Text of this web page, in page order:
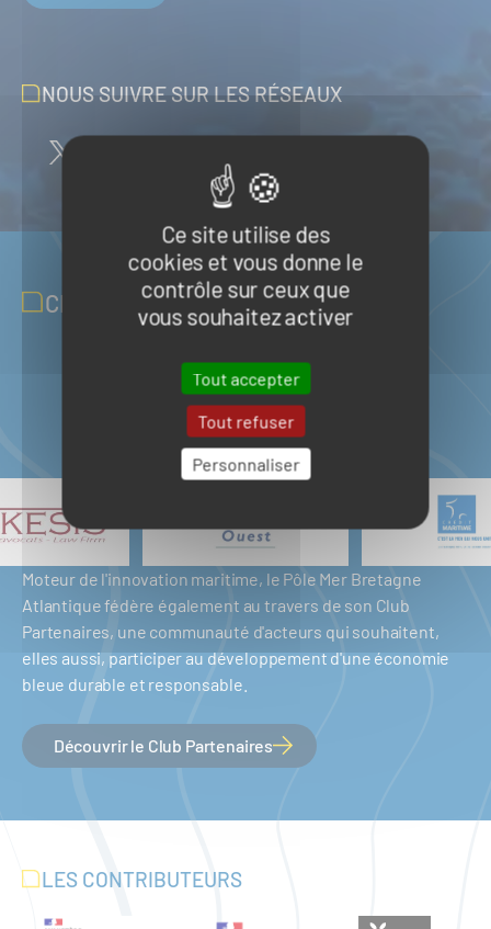
Ce site utilise des
cookies et vous donne le
contrôle sur ceux que
vous souhaitez activer
Tout accepter
Tout refuser
Personnaliser
NOUS SUIVRE SUR LES RÉSEAUX
CLUB PARTENAIRES
Moteur de l'innovation maritime, le Pôle Mer Bretagne
Atlantique fédère également au travers de son Club
Partenaires, une communauté d'acteurs qui souhaitent,
elles aussi, participer au développement d'une économie
bleue durable et responsable.
Découvrir le Club Partenaires
LES CONTRIBUTEURS